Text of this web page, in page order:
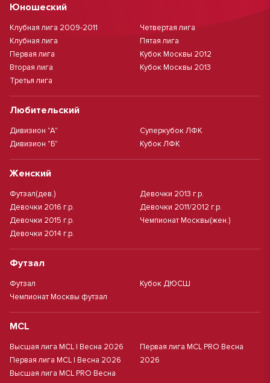
Юношеский
Клубная лига 2009-2011
Клубная лига
Первая лига
Вторая лига
Третья лига
Четвертая лига
Пятая лига
Кубок Москвы 2012
Кубок Москвы 2013
Любительский
Дивизион "А"
Дивизион "Б"
Суперкубок ЛФК
Кубок ЛФК
Женский
Футзал(дев.)
Девочки 2016 г.р.
Девочки 2015 г.р.
Девочки 2014 г.р.
Девочки 2013 г.р.
Девочки 2011/2012 г.р.
Чемпионат Москвы(жен.)
Футзал
Футзал
Чемпионат Москвы футзал
Кубок ДЮСШ
MCL
Высшая лига MCL | Весна 2026
Первая лига MCL | Весна 2026
Высшая лига MCL PRO Весна
Первая лига MCL PRO Весна
2026